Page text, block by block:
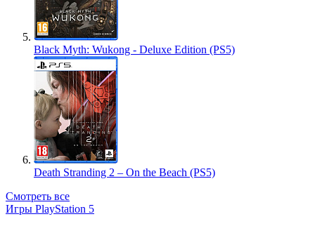
Black Myth: Wukong - Deluxe Edition (PS5)
Death Stranding 2 – On the Beach (PS5)
Смотреть все
Игры PlayStation 5